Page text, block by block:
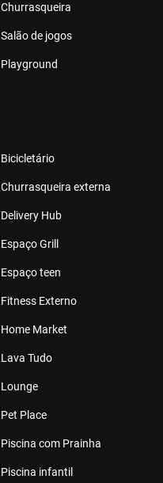
Churrasqueira
Salão de jogos
Playground
Bicicletário
Churrasqueira externa
Delivery Hub
Espaço Grill
Espaço teen
Fitness Externo
Home Market
Lava Tudo
Lounge
Pet Place
Piscina com Prainha
Piscina infantil